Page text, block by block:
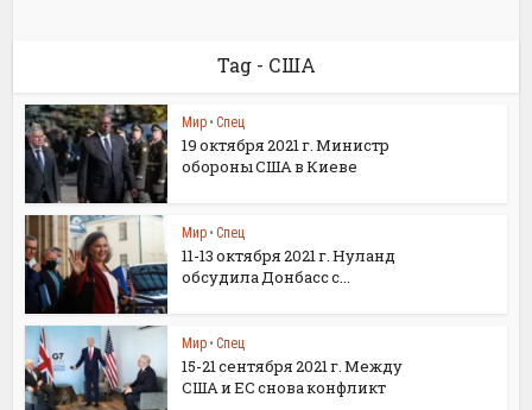
Tag - США
Мир • Спец
19 октября 2021 г. Министр
обороны США в Киеве
Мир • Спец
11-13 октября 2021 г. Нуланд
обсудила Донбасс с...
Мир • Спец
15-21 сентября 2021 г. Между
США и ЕС снова конфликт